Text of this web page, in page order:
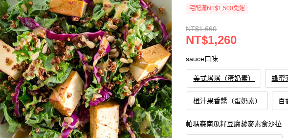
宅配滿NT$1,500免運
NT$1,660
NT$1,260
sauce口味
美式塔塔（蛋奶素） 蜂蜜
橙汁果香醬（蛋奶素） 百
帕瑪森南瓜籽豆腐藜麥素食沙拉